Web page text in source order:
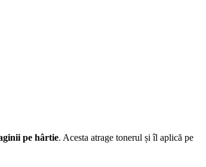
pe hârtie. Acesta atrage tonerul și îl aplică pe